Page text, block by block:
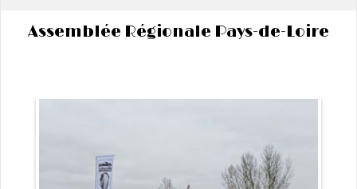
Assemblée Régionale Pays-de-Loire